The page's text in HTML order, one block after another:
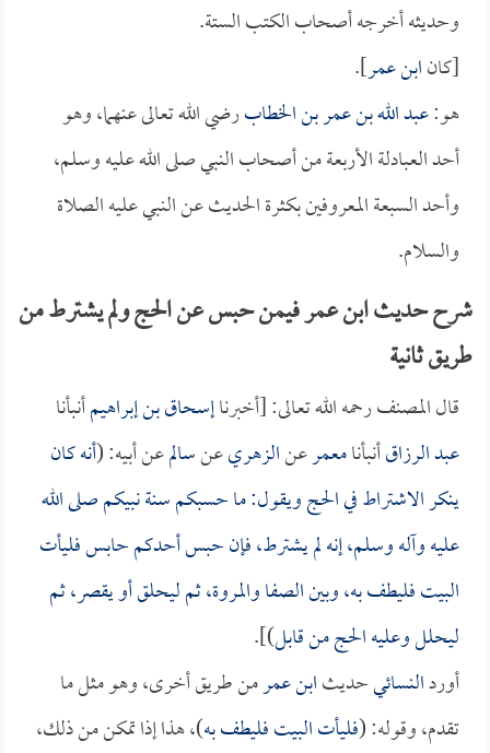
وحديثه أخرجه أصحاب الكتب الستة.
[كانابن عمر].
هو:عبد الله بن عمر بن الخطابرضي الله تعالى عنهما، وهو
أحد العبادلة الأربعة من أصحاب النبي صلى الله عليه وسلم،
وأحد السبعة المعروفين بكثرة الحديث عن النبي عليه الصلاة
والسلام.
شرح حديث ابن عمر فيمن حبس عن الحج ولم يشترط من
طريق ثانية
قال المصنف رحمه الله تعالى: [أخبرناإسحاق بن إبراهيمأنبأنا
عبد الرزاقأنبأنامعمرعنالزهريعنسالمعن أبيه: (أنه كان
ينكر الاشتراط في الحج ويقول: ما حسبكم سنة نبيكم صلى الله
عليه وآله وسلم، إنه لم يشترط، فإن حبس أحدكم حابس فليأت
البيت فليطف به، وبين الصفا والمروة، ثم ليحلق أو يقصر، ثم
ليحلل وعليه الحج من قابل)].
أوردالنسائيحديثابن عمرمن طريق أخرى، وهو مثل ما
تقدم، وقوله: (فليأت البيت فليطف به)، هذا إذا تمكن من ذلك،